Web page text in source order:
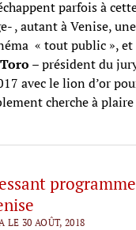
parfois à
, autant à Venise,
« tout public »,
– président du
avec le lion d’or
cherche à
LE 30 AOÛT, 2018